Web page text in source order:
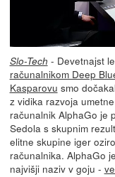
Slo-Tech - Devetnajst
računalnikom Deep
Kasparovu smo
z vidika razvoja
računalnik AlphaGo je
Sedola s skupnim
elitne skupine iger
računalnika. AlphaGo
najvišji naziv v goju -